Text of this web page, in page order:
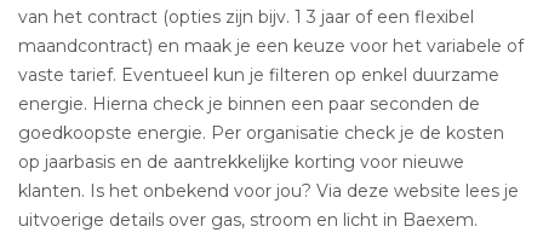
van het contract (opties zijn bijv. 1 3 jaar of een flexibel
maandcontract) en maak je een keuze voor het variabele of
vaste tarief. Eventueel kun je filteren op enkel duurzame
energie. Hierna check je binnen een paar seconden de
goedkoopste energie. Per organisatie check je de kosten
op jaarbasis en de aantrekkelijke korting voor nieuwe
klanten. Is het onbekend voor jou? Via deze website lees je
uitvoerige details over gas, stroom en licht in Baexem.